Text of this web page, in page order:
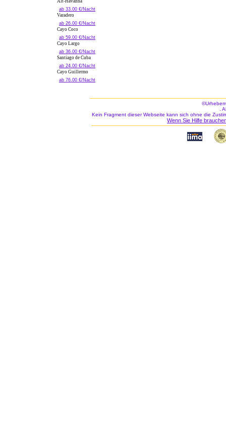
Alt-Havanna
ab 33.00 €/Nacht
Varadero
ab 26.00 €/Nacht
Cayo Coco
ab 59.00 €/Nacht
Cayo Largo
ab 36.00 €/Nacht
Santiago de Cuba
ab 24.00 €/Nacht
Cayo Guillermo
ab 76.00 €/Nacht
.
Kein Fragment dieser Webseite kann sich ohne die
Wenn Sie Hilfe